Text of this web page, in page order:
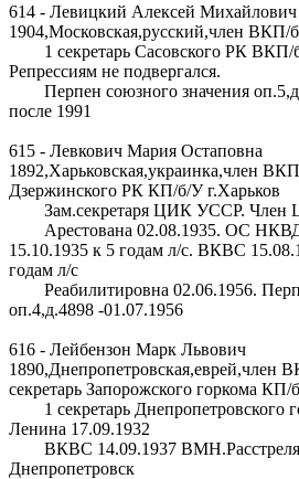
614 - Левицкий Алексей Михайлович
1904,Московская,русский,член ВКП/
1 секретарь Сасовского РК ВКП/
Репрессиям не подвергался.
Перпен союзного значения
после 1991
615 - Левкович Мария Остаповна
1892,Харьковская,украинка,член
Дзержинского РК КП/б/У г.Харьков
Зам.секретаря ЦИК УССР. Член
Арестована 02.08.1935. ОС НКВД
15.10.1935 к 5 годам л/с. ВКВС
годам л/с
Реабилитировна 02.06.1956.
оп.4,д.4898 -01.07.1956
616 - Лейбензон Марк Львович
1890,Днепропетровская,еврей,член
секретарь Запорожского горкома КП/
1 секретарь Днепропетровского
Ленина 17.09.1932
ВКВС 14.09.1937
Днепропетровск